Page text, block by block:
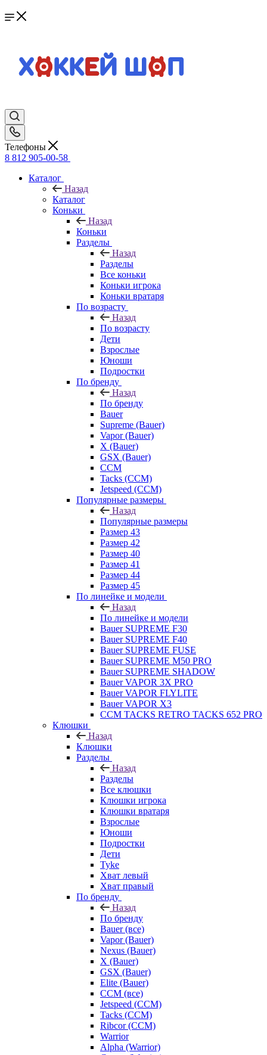
Телефоны
8 812 905-00-58
Каталог
Назад
Каталог
Коньки
Назад
Коньки
Разделы
Назад
Разделы
Все коньки
Коньки игрока
Коньки вратаря
По возрасту
Назад
По возрасту
Дети
Взрослые
Юноши
Подростки
По бренду
Назад
По бренду
Bauer
Supreme (Bauer)
Vapor (Bauer)
X (Bauer)
GSX (Bauer)
CCM
Tacks (CCM)
Jetspeed (CCM)
Популярные размеры
Назад
Популярные размеры
Размер 43
Размер 42
Размер 40
Размер 41
Размер 44
Размер 45
По линейке и модели
Назад
По линейке и модели
Bauer SUPREME F30
Bauer SUPREME F40
Bauer SUPREME FUSE
Bauer SUPREME M50 PRO
Bauer SUPREME SHADOW
Bauer VAPOR 3X PRO
Bauer VAPOR FLYLITE
Bauer VAPOR X3
CCM TACKS RETRO TACKS 652 PRO
Клюшки
Назад
Клюшки
Разделы
Назад
Разделы
Все клюшки
Клюшки игрока
Клюшки вратаря
Взрослые
Юноши
Подростки
Дети
Tyke
Хват левый
Хват правый
По бренду
Назад
По бренду
Bauer (все)
Vapor (Bauer)
Nexus (Bauer)
X (Bauer)
GSX (Bauer)
Elite (Bauer)
CCM (все)
Jetspeed (CCM)
Tacks (CCM)
Ribcor (CCM)
Warrior
Alpha (Warrior)